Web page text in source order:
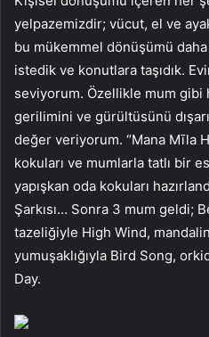
yelpazemizdir; vücut, el ve
bu mükemmel dönüşümü
istedik ve konutlara taşıdık.
seviyorum. Özellikle mum gibi
gerilimini ve gürültüsünü
değer veriyorum. “Mana Mīla
kokuları ve mumlarla tatlı bir
yapışkan oda kokuları
Şarkısı… Sonra 3 mum geldi;
tazeliğiyle High Wind,
yumuşaklığıyla Bird Song,
Day.